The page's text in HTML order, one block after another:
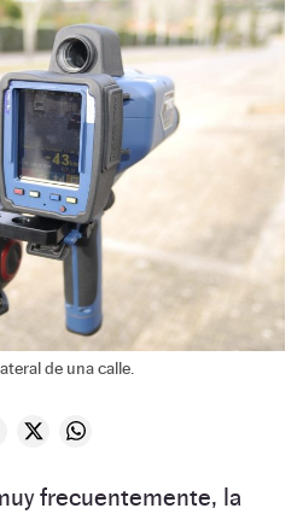
de una calle.
frecuentemente, la